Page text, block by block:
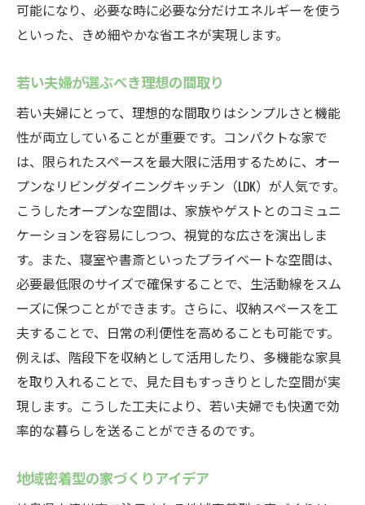
将来を見据えた快適な住空間の提案
地元の素材を使った家づくり
都市の喧騒を忘れて中津川市のコンパクトな家
都会を離れて得ることのできる心の余裕
新しい生活に向けた家選びのポイント
引越し時の注意点と準備の流れ
環境に優しい暮らしを取り入れるヒント
コミュニティに溶け込むための活動
家族で楽しむ地域行事とイベント
岐阜県中津川市で若い夫婦が求める理想のコン
パクト住まいのすべて
コンパクト住宅の最新トレンド紹介
若い夫婦が選ぶべき住宅設備
資産としての価値を高める家づくり
長期的に見た住まい選びのポイント
住まいの安心感を得るための保険
可能になり、必要な時に必要な分だけエネルギーを使う
といった、きめ細やかな省エネが実現します。
若い夫婦が選ぶべき理想の間取り
若い夫婦にとって、理想的な間取りはシンプルさと機能
性が両立していることが重要です。コンパクトな家で
は、限られたスペースを最大限に活用するために、オー
プンなリビングダイニングキッチン（LDK）が人気です。
こうしたオープンな空間は、家族やゲストとのコミュニ
ケーションを容易にしつつ、視覚的な広さを演出しま
す。また、寝室や書斎といったプライベートな空間は、
必要最低限のサイズで確保することで、生活動線をスム
ーズに保つことができます。さらに、収納スペースを工
夫することで、日常の利便性を高めることも可能です。
例えば、階段下を収納として活用したり、多機能な家具
を取り入れることで、見た目もすっきりとした空間が実
現します。こうした工夫により、若い夫婦でも快適で効
率的な暮らしを送ることができるのです。
地域密着型の家づくりアイデア